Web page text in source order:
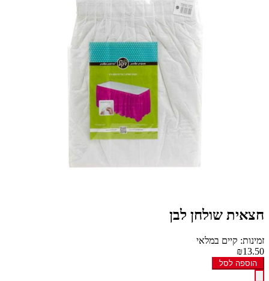
חצאית שולחן לבן
זמינות: קיים במלאי
₪13.50
הוספה לסל